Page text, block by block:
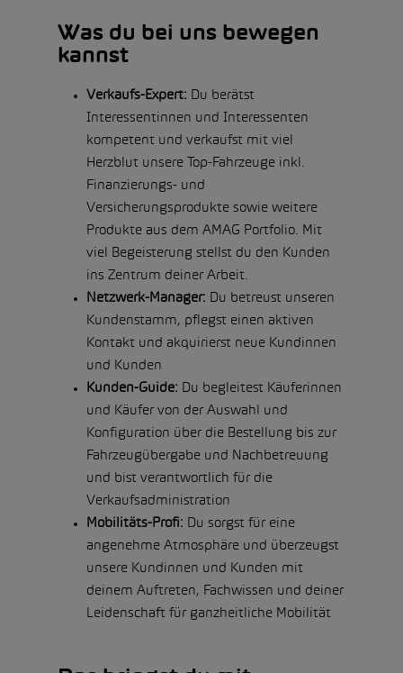
Was du bei uns bewegen
kannst
Verkaufs-Expert:
Du berätst
Interessentinnen und Interessenten
kompetent und verkaufst mit viel
Herzblut unsere Top-Fahrzeuge inkl.
Finanzierungs- und
Versicherungsprodukte sowie weitere
Produkte aus dem AMAG Portfolio. Mit
viel Begeisterung stellst du den Kunden
ins Zentrum deiner Arbeit.
Netzwerk-Manager:
Du betreust unseren
Kundenstamm, pflegst einen aktiven
Kontakt und akquirierst neue Kundinnen
und Kunden
Kunden-Guide: Du begleitest Käuferinnen
und Käufer von der Auswahl und
Konfiguration über die Bestellung bis zur
Fahrzeugübergabe und Nachbetreuung
und bist verantwortlich für die
Verkaufsadministration
Mobilitäts-Profi:
Du sorgst für eine
angenehme Atmosphäre und überzeugst
unsere Kundinnen und Kunden mit
deinem Auftreten, Fachwissen und deiner
Leidenschaft für ganzheitliche Mobilität